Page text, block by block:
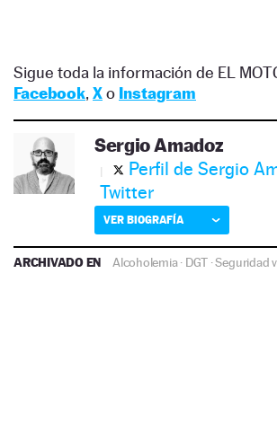
Sigue toda la información de EL
Facebook, Xo Instagram
Sergio Amadoz
Perfil de Sergio
Twitter
VER BIOGRAFÍA
ARCHIVADO EN Alcoholemia· DGT ·Seguridad